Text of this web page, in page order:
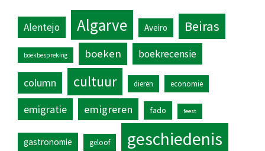
Alentejo Algarve Aveiro Beiras
boekbespreking boeken boekrecensie
column cultuur dieren economie
emigratie emigreren fado feest
gastronomie geloof geschiedenis